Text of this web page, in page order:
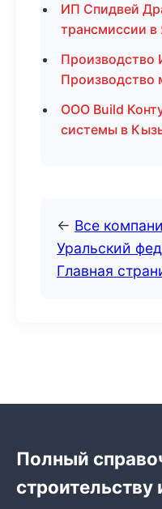
ИП Спидвей
трансмиссии в
Производство
Производство
ООО Build
системы в
← Все
Уральский
Главная
Полный
строительству